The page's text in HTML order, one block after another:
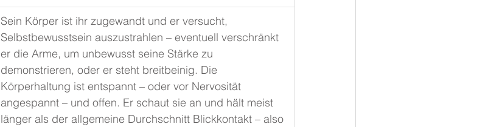
​Sein Körper ist ihr zugewandt und er versucht,
Selbstbewusstsein auszustrahlen – eventuell verschränkt
er die Arme, um unbewusst seine Stärke zu
demonstrieren, oder er steht breitbeinig. Die
Körperhaltung ist entspannt – oder vor Nervosität
angespannt – und offen. Er schaut sie an und hält meist
länger als der allgemeine Durchschnitt Blickkontakt – also